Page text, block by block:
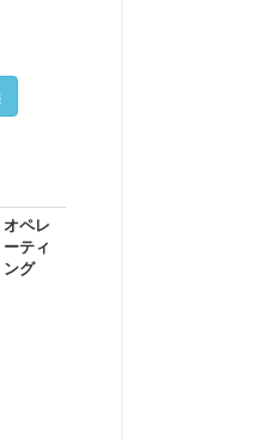
オペレ
ーティ
ング